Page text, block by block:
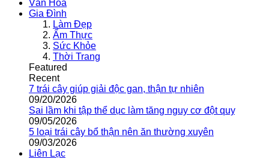
Văn Hóa
Gia Đình
Làm Đẹp
Ẩm Thực
Sức Khỏe
Thời Trang
Featured
Recent
7 trái cây giúp giải độc gan, thận tự nhiên
09/20/2026
Sai lầm khi tập thể dục làm tăng nguy cơ đột quỵ
09/05/2026
5 loại trái cây bổ thận nên ăn thường xuyên
09/03/2026
Liên Lạc